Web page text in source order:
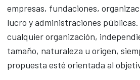
empresas, fundaciones,
lucro y administraciones
cualquier organización,
tamaño, naturaleza u origen,
propuesta esté orientada al